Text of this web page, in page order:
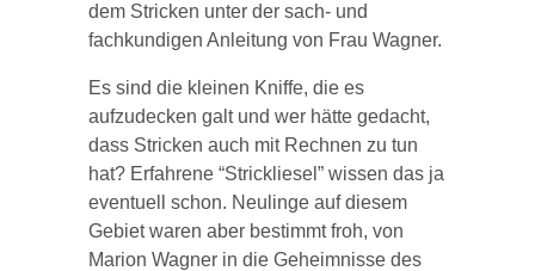
dem Stricken unter der sach- und
fachkundigen Anleitung von Frau Wagner.
Es sind die kleinen Kniffe, die es
aufzudecken galt und wer hätte gedacht,
dass Stricken auch mit Rechnen zu tun
hat? Erfahrene “Strickliesel” wissen das ja
eventuell schon. Neulinge auf diesem
Gebiet waren aber bestimmt froh, von
Marion Wagner in die Geheimnisse des